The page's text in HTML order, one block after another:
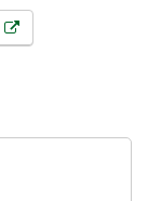
Esse link abrirá